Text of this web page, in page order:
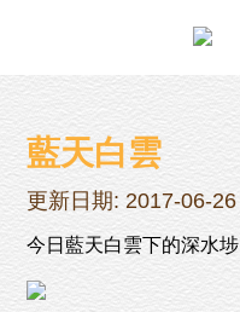
藍天白雲
更新日期: 2017-06-26
今日藍天白雲下的深水埗